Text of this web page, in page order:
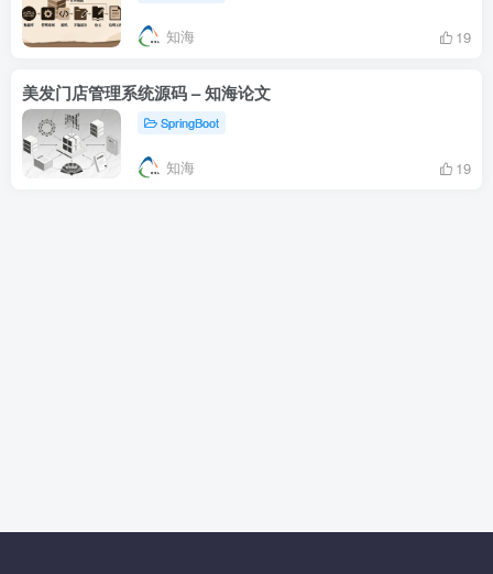
知海 19
美发门店管理系统源码 – 知海论文
SpringBoot
知海 19